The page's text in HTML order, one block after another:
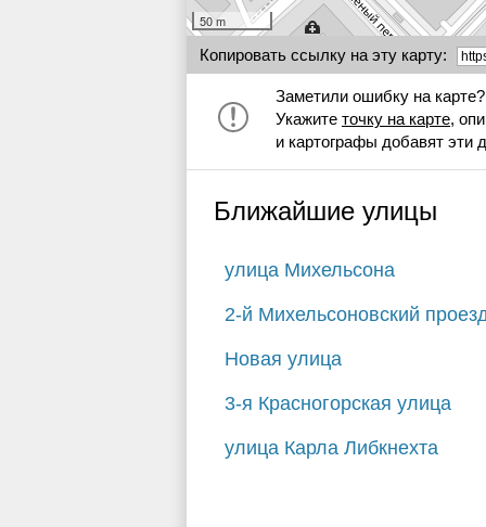
50 m
Копировать ссылку на эту карту:
Заметили ошибку на карте?
Укажите точку на карте,
и картографы добавят эти
Ближайшие улицы
улица Михельсона
2-й Михельсоновский
Новая улица
3-я Красногорская улица
улица Карла Либкнехта